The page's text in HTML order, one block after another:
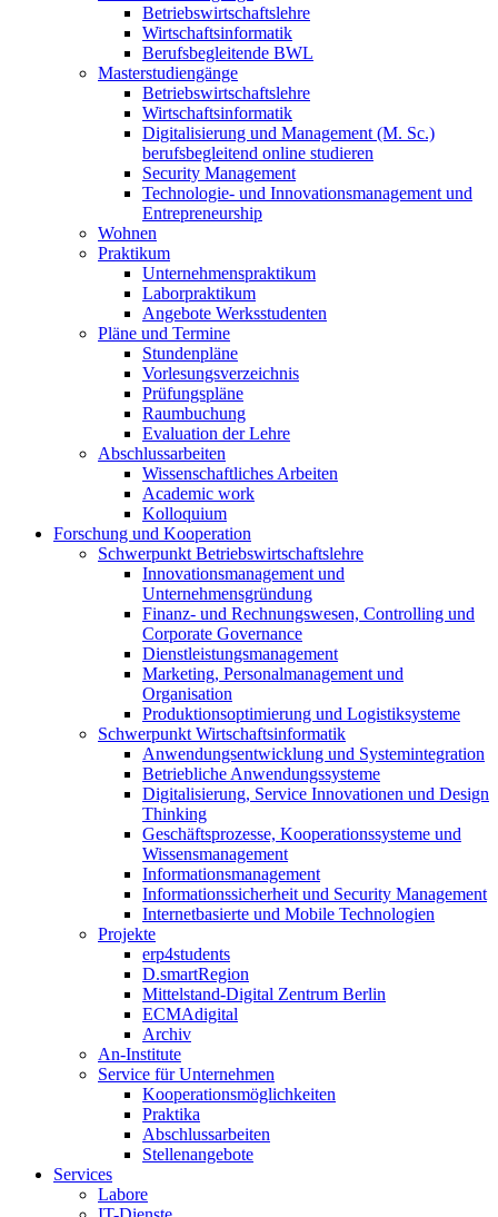
Betriebswirtschaftslehre
Wirtschaftsinformatik
Berufsbegleitende BWL
Masterstudiengänge
Betriebswirtschaftslehre
Wirtschaftsinformatik
Digitalisierung und Management (M. Sc.)
berufsbegleitend online studieren
Security Management
Technologie- und Innovationsmanagement und
Entrepreneurship
Wohnen
Praktikum
Unternehmenspraktikum
Laborpraktikum
Angebote Werksstudenten
Pläne und Termine
Stundenpläne
Vorlesungsverzeichnis
Prüfungspläne
Raumbuchung
Evaluation der Lehre
Abschlussarbeiten
Wissenschaftliches Arbeiten
Academic work
Kolloquium
Forschung und Kooperation
Schwerpunkt Betriebswirtschaftslehre
Innovationsmanagement und
Unternehmensgründung
Finanz- und Rechnungswesen, Controlling und
Corporate Governance
Dienstleistungsmanagement
Marketing, Personalmanagement und
Organisation
Produktionsoptimierung und Logistiksysteme
Schwerpunkt Wirtschaftsinformatik
Anwendungsentwicklung und Systemintegration
Betriebliche Anwendungssysteme
Digitalisierung, Service Innovationen und Design
Thinking
Geschäftsprozesse, Kooperationssysteme und
Wissensmanagement
Informationsmanagement
Informationssicherheit und Security Management
Internetbasierte und Mobile Technologien
Projekte
erp4students
D.smartRegion
Mittelstand-Digital Zentrum Berlin
ECMAdigital
Archiv
An-Institute
Service für Unternehmen
Kooperationsmöglichkeiten
Praktika
Abschlussarbeiten
Stellenangebote
Services
Labore